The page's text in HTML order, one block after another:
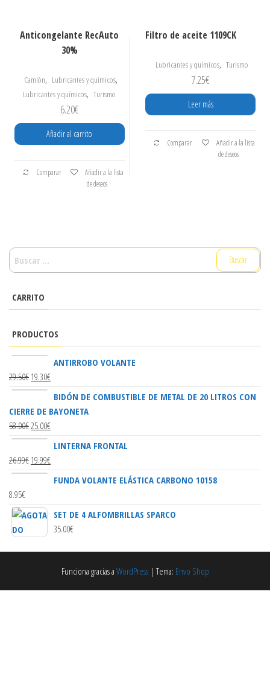
Anticongelante RecAuto
30%
Camión, Lubricantes y químicos,
Lubricantes y químicos, Turismo
6.20€
Añadir al carrito
Comparar
Añadir a la lista
de deseos
Filtro de aceite 1109CK
Lubricantes y químicos, Turismo
7.25€
Leer más
Comparar
Añadir a la lista
de deseos
BUSCAR:
CARRITO
PRODUCTOS
ANTIRROBO VOLANTE
29.50€ 19.30€
BIDÓN DE COMBUSTIBLE DE METAL DE 20 LITROS CON
CIERRE DE BAYONETA
58.00€25.00€
LINTERNA FRONTAL
26.99€ 19.99€
FUNDA VOLANTE ELÁSTICA CARBONO 10158
8.95€
SET DE 4 ALFOMBRILLAS SPARCO
35.00€
Funciona gracias a WordPress | Tema: Envo Shop